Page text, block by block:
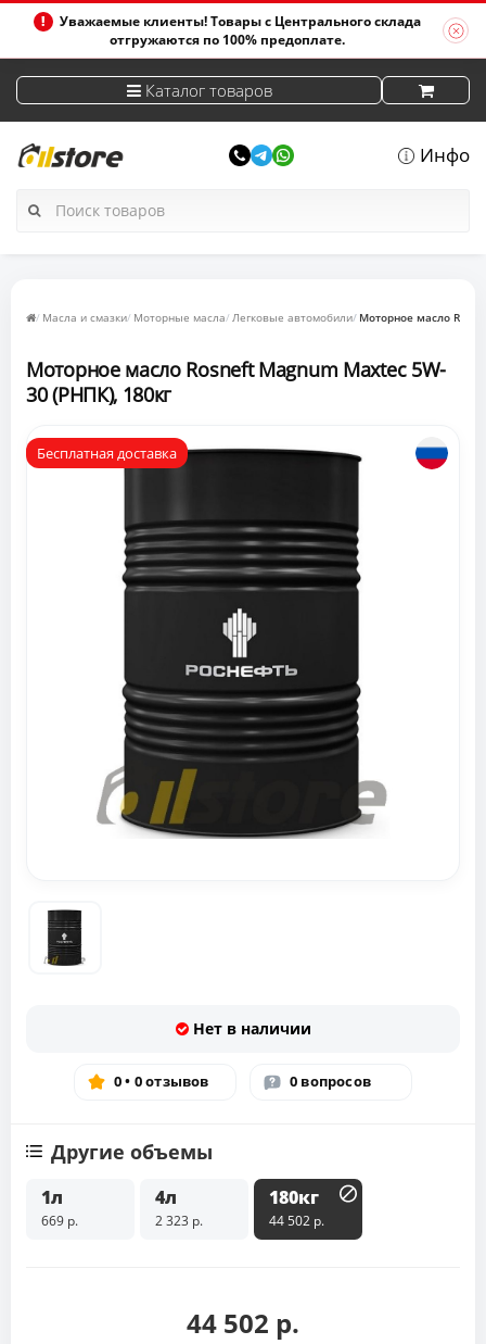
Уважаемые клиенты! Товары с Центрального склада
отгружаются по 100% предоплате.
Каталог товаров
Инфо
Масла и смазки Моторные масла Легковые автомобили Моторное масло
Моторное масло Rosneft Magnum Maxtec 5W-
30 (РНПК), 180кг
Бесплатная доставка
Нет в наличии
0 • 0 отзывов 0 вопросов
Другие объемы
1л
669 р.
4л
2 323 р.
180кг
44 502 р.
44 502 р.